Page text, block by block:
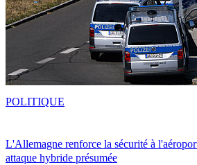
L'Allemagne renforce la sécurité à
attaque hybride présumée
POLITIQUE